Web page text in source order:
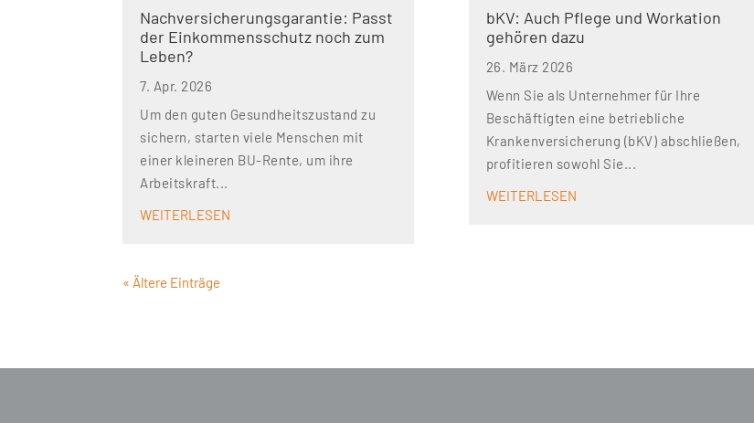
Nachversicher­ungsgarantie: Passt
der Einkommens­schutz noch zum
Leben?
7. Apr. 2026
Um den guten Gesundheitszustand zu
sichern, starten viele Menschen mit
einer kleineren BU-Rente, um ihre
Arbeitskraft...
WEITERLESEN
bKV: Auch Pflege und Workation
gehören dazu
26. März 2026
Wenn Sie als Unternehmer für Ihre
Beschäftigten eine betriebliche
Krankenversicherung (bKV) abschließen,
profitieren sowohl Sie...
WEITERLESEN
« Ältere Einträge